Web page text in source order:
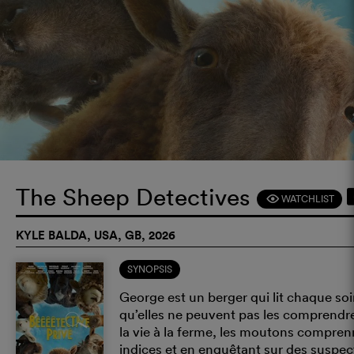
The Sheep Detectives F WATCHLIST
KYLE BALDA, USA, GB, 2026
SYNOPSIS
George est un berger qui lit chaque
qu’elles ne peuvent pas les
la vie à la ferme, les moutons
indices et en enquêtant sur des